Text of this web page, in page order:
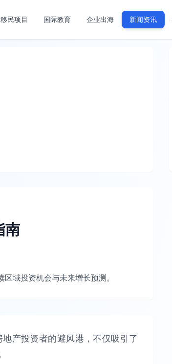
移民项目 国际教育 企业出海 新闻资讯
南
域投资机会与未来增长预测。
产投资者的避风港，不仅吸引了